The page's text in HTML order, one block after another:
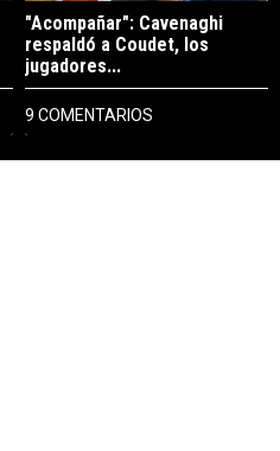
"Acompañar": Cavenaghi
respaldó a Coudet, los
jugadores...
9 COMENTARIOS